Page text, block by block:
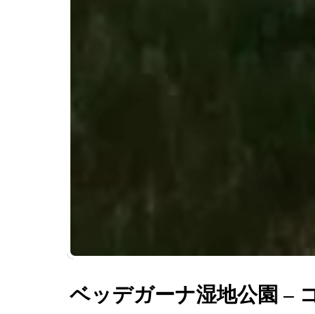
ベッデガーナ湿地公園 –